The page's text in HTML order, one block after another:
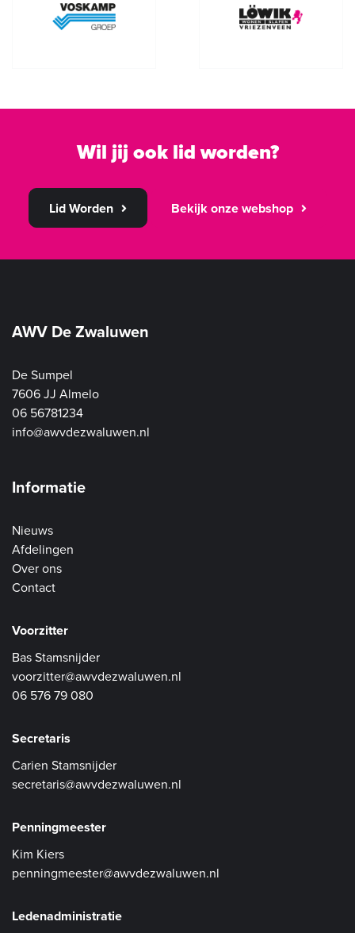
Wil jij ook lid worden?
Lid Worden Bekijk onze webshop
AWV De Zwaluwen
De Sumpel
7606 JJ Almelo
06 56781234
info@awvdezwaluwen.nl
Informatie
Nieuws
Afdelingen
Over ons
Contact
Voorzitter
Bas Stamsnijder
voorzitter@awvdezwaluwen.nl
06 576 79 080
Secretaris
Carien Stamsnijder
secretaris@awvdezwaluwen.nl
Penningmeester
Kim Kiers
penningmeester@awvdezwaluwen.nl
Ledenadministratie